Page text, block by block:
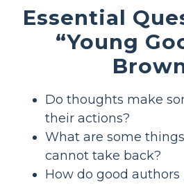
Essential
“Young
Do thoughts make
their actions?
What are some
cannot take back?
How do good authors